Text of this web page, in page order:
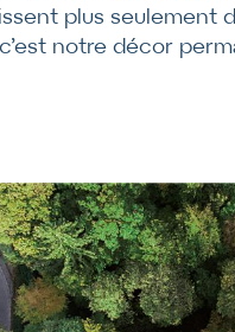
plus seulement
notre décor